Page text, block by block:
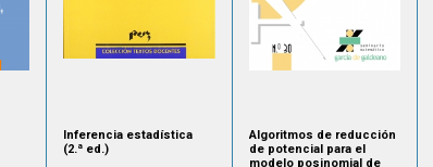
Inferencia estadística
(2.ª ed.)
Algoritmos de reducción
de potencial para el
modelo posinomial de